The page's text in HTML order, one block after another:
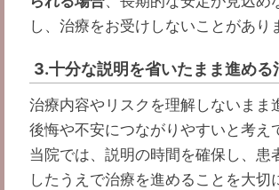
し、治療をお受けしないことがあり
3.十分な説明を省いたまま進める
治療内容やリスクを理解しないまま
後悔や不安につながりやすいと考え
当院では、説明の時間を確保し、患
したうえで治療を進めることを大切